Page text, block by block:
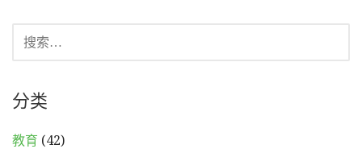
索：
分类
教育 (42)